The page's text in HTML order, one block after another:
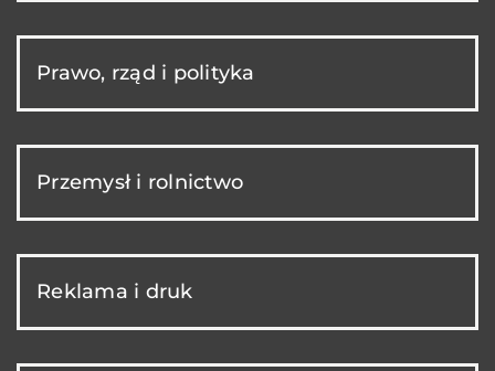
Prawo, rząd i polityka
Przemysł i rolnictwo
Reklama i druk